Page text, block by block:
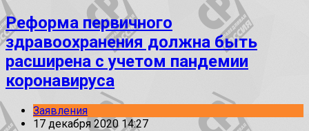
Реформа первичного
здравоохранения должна быть
расширена с учетом пандемии
коронавируса
Заявления
17 декабря 2020 14:27